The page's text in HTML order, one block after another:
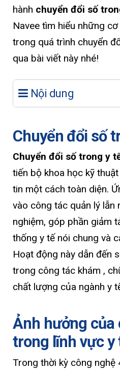
hành chuyển đổi số
Navee tìm hiểu những
trong quá trình chuyển
qua bài viết này nhé!
Nội dung
Chuyển đổi số
Chuyển đổi số trong y
tiến bộ khoa học kỹ
tin một cách toàn diện.
vào công tác quản lý lẫn
nghiệm, góp phần giảm
thống y tế nói chung và
Hoạt động này dẫn đến
trong công tác khám ,
chất lượng của ngành y
Ảnh hưởng của
trong lĩnh vực y
Trong thời kỳ công nghệ